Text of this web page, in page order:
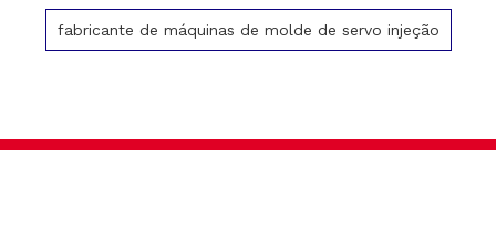
fabricante de máquinas de molde de servo injeção